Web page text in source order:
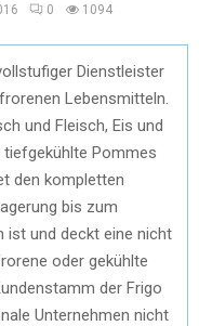
0 1094
Dienstleister
Lebensmitteln.
und Fleisch, Eis und
tiefgekühlte Pommes
den kompletten
bis zum
ist und deckt eine nicht
oder gekühlte
der Frigo
Unternehmen nicht